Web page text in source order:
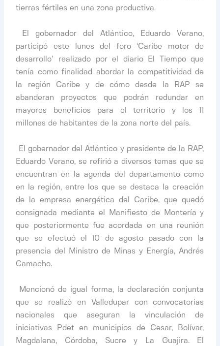
tierras fértiles en una zona productiva.
​ El gobernador del Atlántico, Eduardo Verano,
participó este lunes del foro ‘Caribe motor de
desarrollo’ realizado por el diario El Tiempo que
tenía como finalidad abordar la competitividad de
la región Caribe y de cómo desde la RAP se
abanderan proyectos que podrán redundar en
mayores beneficios para el territorio y los 11
millones de habitantes de la zona norte del país.
​ El gobernador del Atlántico y presidente de la RAP,
Eduardo Verano, se refirió a diversos temas que se
encuentran en la agenda del departamento como
en la región, entre los que se destaca la creación
de la empresa energética del Caribe, que quedó
consignada mediante el Manifiesto de Montería y
que posteriormente fue acordada en una reunión
que se efectuó el 10 de agosto pasado con la
presencia del Ministro de Minas y Energía, Andrés
Camacho.
​ Mencionó de igual forma, la declaración conjunta
que se realizó en Valledupar con convocatorias
nacionales que aseguran la vinculación de
iniciativas Pdet en municipios de Cesar, Bolívar,
Magdalena, Córdoba, Sucre y La Guajira. El